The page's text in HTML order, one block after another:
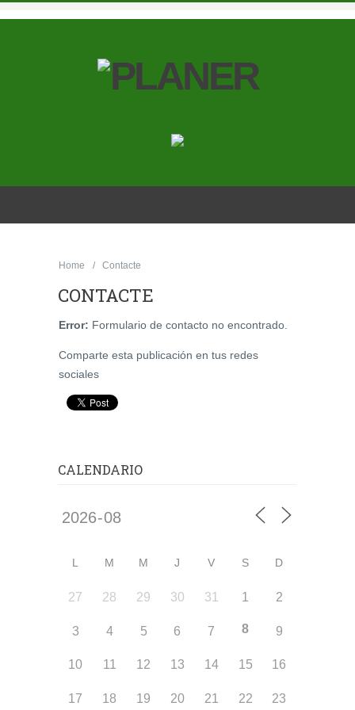
Home Contacte
CONTACTE
Error: Formulario de contacto no encontrado.
Comparte esta publicación en tus redes
sociales
CALENDARIO
L M M J V S D
27 28 29 30 31 1 2
3 4 5 6 7 8 9
10 11 12 13 14 15 16
17 18 19 20 21 22 23